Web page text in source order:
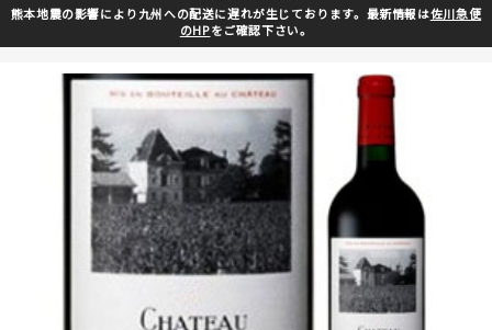
熊本地震の影響により九州への配送に遅れが生じております。最新情報は佐川急便
のHPをご確認下さい。